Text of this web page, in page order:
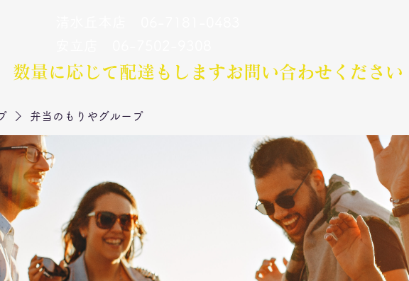
数量に応じて配達もします​お問い合わせください
弁当のもりやグループ